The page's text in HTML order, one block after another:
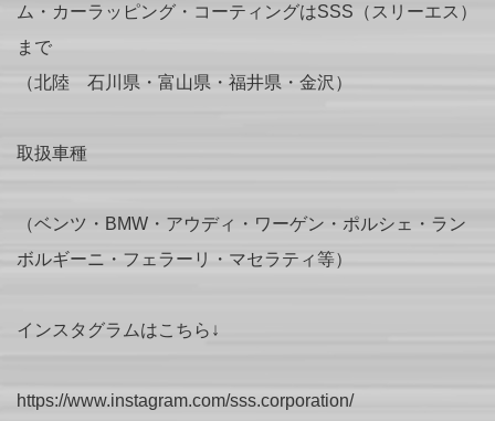
ム・カーラッピング・コーティングはSSS（スリーエス）
まで
（北陸 石川県・富山県・福井県・金沢）
取扱車種
（ベンツ・BMW・アウディ・ワーゲン・ポルシェ・ラン
ボルギーニ・フェラーリ・マセラティ等）
インスタグラムはこちら↓
https://www.instagram.com/sss.corporation/